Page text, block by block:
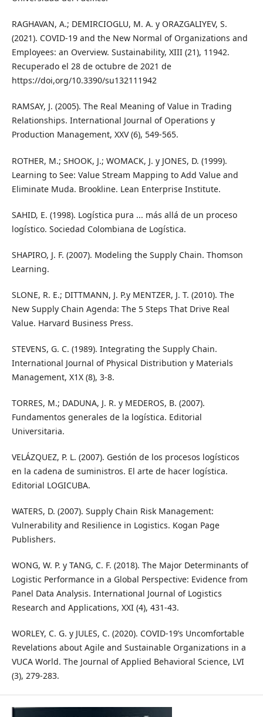
RAGHAVAN, A.; DEMIRCIOGLU, M. A. y ORAZGALIYEV, S.
(2021). COVID-19 and the New Normal of Organizations and
Employees: an Overview. Sustainability, XIII (21), 11942.
Recuperado el 28 de octubre de 2021 de
https://doi,org/10.3390/su132111942
RAMSAY, J. (2005). The Real Meaning of Value in Trading
Relationships. International Journal of Operations y
Production Management, XXV (6), 549-565.
ROTHER, M.; SHOOK, J.; WOMACK, J. y JONES, D. (1999).
Learning to See: Value Stream Mapping to Add Value and
Eliminate Muda. Brookline. Lean Enterprise Institute.
SAHID, E. (1998). Logística pura ... más allá de un proceso
logístico. Sociedad Colombiana de Logística.
SHAPIRO, J. F. (2007). Modeling the Supply Chain. Thomson
Learning.
SLONE, R. E.; DITTMANN, J. P.y MENTZER, J. T. (2010). The
New Supply Chain Agenda: The 5 Steps That Drive Real
Value. Harvard Business Press.
STEVENS, G. C. (1989). Integrating the Supply Chain.
International Journal of Physical Distribution y Materials
Management, X1X (8), 3-8.
TORRES, M.; DADUNA, J. R. y MEDEROS, B. (2007).
Fundamentos generales de la logística. Editorial
Universitaria.
VELÁZQUEZ, P. L. (2007). Gestión de los procesos logísticos
en la cadena de suministros. El arte de hacer logística.
Editorial LOGICUBA.
WATERS, D. (2007). Supply Chain Risk Management:
Vulnerability and Resilience in Logistics. Kogan Page
Publishers.
WONG, W. P. y TANG, C. F. (2018). The Major Determinants of
Logistic Performance in a Global Perspective: Evidence from
Panel Data Analysis. International Journal of Logistics
Research and Applications, XXI (4), 431-43.
WORLEY, C. G. y JULES, C. (2020). COVID-19’s Uncomfortable
Revelations about Agile and Sustainable Organizations in a
VUCA World. The Journal of Applied Behavioral Science, LVI
(3), 279-283.